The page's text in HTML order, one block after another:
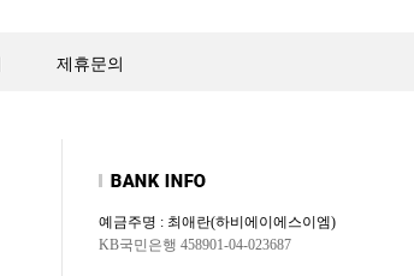
제휴문의
예금주명 : 최애란(하비에이에스이엠)
KB국민은행 458901-04-023687